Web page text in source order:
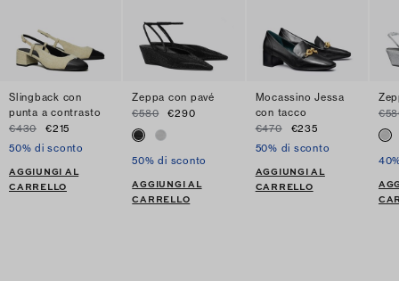
Slingback con
punta a contrasto
€430
€215
50% di sconto
AGGIUNGI AL
CARRELLO
Zeppa con pavé
€580
€290
50% di sconto
AGGIUNGI AL
CARRELLO
Mocassino Jessa
con tacco
€470
€235
50% di sconto
AGGIUNGI AL
CARRELLO